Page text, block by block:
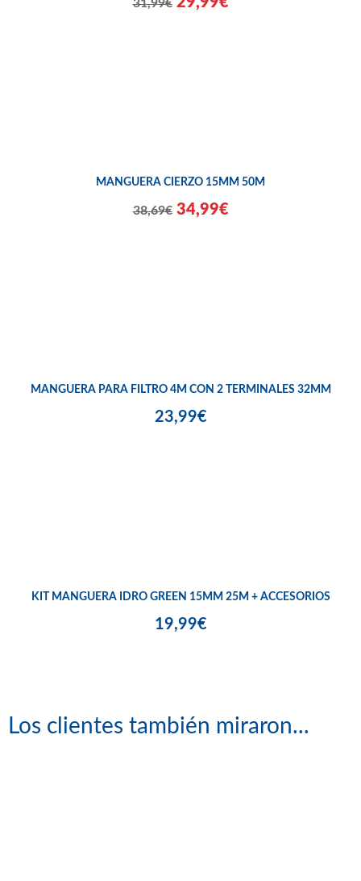
31,99€
MANGUERA CIERZO 15MM 50M
38,69€ 34,99€
MANGUERA PARA FILTRO 4M CON 2 TERMINALES 32MM
23,99€
KIT MANGUERA IDRO GREEN 15MM 25M + ACCESORIOS
19,99€
Los clientes también miraron...